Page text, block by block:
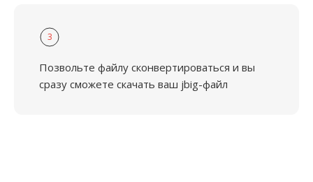
3
Позвольте файлу сконвертироваться и вы
сразу сможете скачать ваш jbig-файл